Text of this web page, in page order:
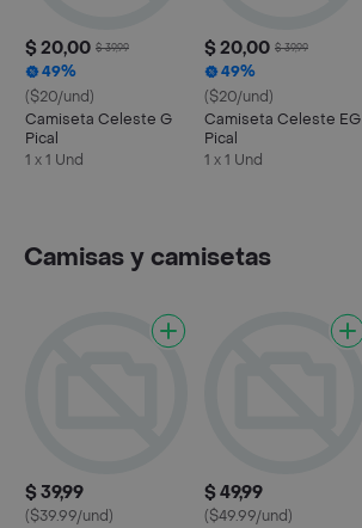
$ 20,00 $ 39,99
49%
($20/und)
Camiseta Celeste G
Pical
1 x 1 Und
$ 20,00 $ 39,99
49%
($20/und)
Camiseta Celeste EG
Pical
1 x 1 Und
Camisas y camisetas
$ 39,99
($39.99/und)
$ 49,99
($49.99/und)